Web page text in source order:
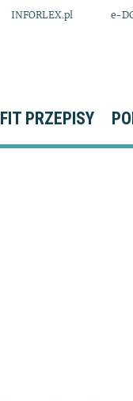
INFORLEX.pl e-
FIT PRZEPISY